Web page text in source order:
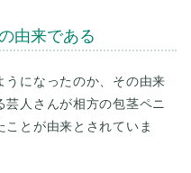
由来である
うになったのか、その由来
人さんが相方の包茎ペニ
ことが由来とされていま